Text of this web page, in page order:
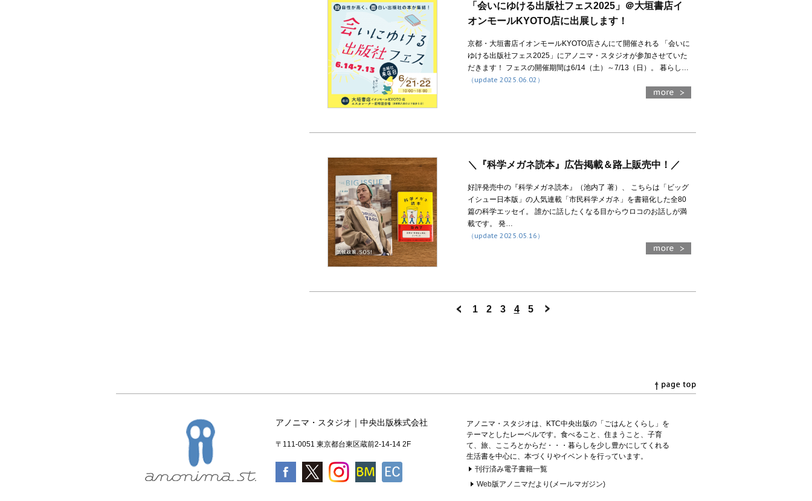
「会いにゆける出版社フェス2025」＠大垣書店イ
オンモールKYOTO店に出展します！
京都・大垣書店イオンモールKYOTO店さんにて開催される 「会いに
ゆける出版社フェス2025」にアノニマ・スタジオが参加させていた
だきます！ フェスの開催期間は6/14（土）～7/13（日）。 暮らし…
（update 2025.06.02）
＼『科学メガネ読本』広告掲載＆路上販売中！／
好評発売中の『科学メガネ読本』（池内了 著）、 こちらは「ビッグ
イシュー日本版」の人気連載「市民科学メガネ」を書籍化した全80
篇の科学エッセイ。 誰かに話したくなる目からウロコのお話しが満
載です。 発…
（update 2025.05.16）
1 2 3 4 5
アノニマ・スタジオ｜中央出版株式会社
〒111-0051 東京都台東区蔵前2-14-14 2F
アノニマ・スタジオは、KTC中央出版の「ごはんとくらし」を
テーマとしたレーベルです。食べること、住まうこと、子育
て、旅、こころとからだ・・・暮らしを少し豊かにしてくれる
生活書を中心に、本づくりやイベントを行っています。
刊行済み電子書籍一覧
Web版アノニマだより(メールマガジン)